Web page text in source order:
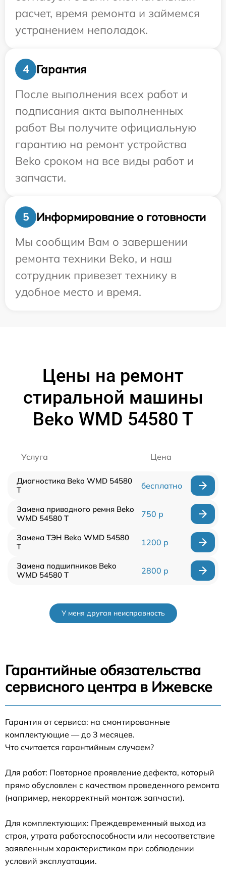
расчет, время ремонта и займемся
устранением неполадок.
4
Гарантия
После выполнения всех работ и
подписания акта выполненных
работ Вы получите официальную
гарантию на ремонт устройства
Beko сроком на все виды работ и
запчасти.
5
Информирование о готовности
Мы сообщим Вам о завершении
ремонта техники Beko, и наш
сотрудник привезет технику в
удобное место и время.
Цены на ремонт
стиральной машины
Beko WMD 54580 T
Услуга Цена
Диагностика Beko WMD 54580
T
бесплатно
Замена приводного ремня Beko
WMD 54580 T
750 р
Замена ТЭН Beko WMD 54580
T
1200 р
Замена подшипников Beko
WMD 54580 T
2800 р
У меня другая неисправность
Гарантийные обязательства
сервисного центра в Ижевске
Гарантия от сервиса: на смонтированные
комплектующие — до 3 месяцев.
Что считается гарантийным случаем?
Для работ: Повторное проявление дефекта, который
прямо обусловлен с качеством проведенного ремонта
(например, некорректный монтаж запчасти).
Для комплектующих: Преждевременный выход из
строя, утрата работоспособности или несоответствие
заявленным характеристикам при соблюдении
условий эксплуатации.